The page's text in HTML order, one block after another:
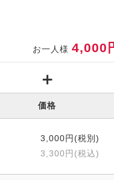
お一人様 4,000
価格
3,000円(税別)
3,300円(税込)